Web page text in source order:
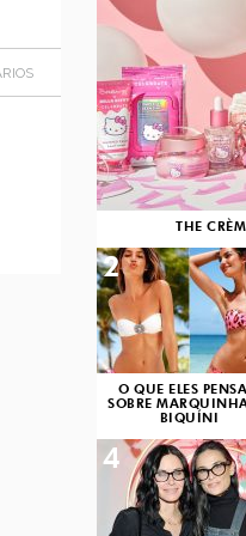
THE
O QUE ELES
SOBRE
BIQUÍNI
2
4